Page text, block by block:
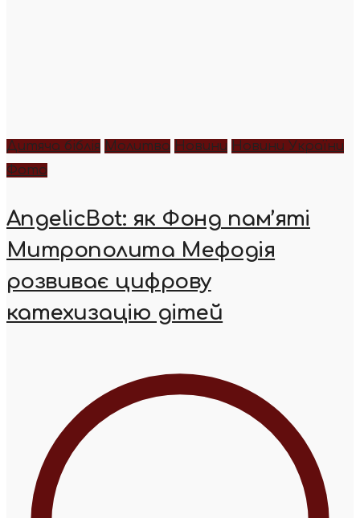
Дитяча біблія Молитва Новини Новини України
Фото
AngelicBot: як Фонд пам’яті
Митрополита Мефодія
розвиває цифрову
катехизацію дітей